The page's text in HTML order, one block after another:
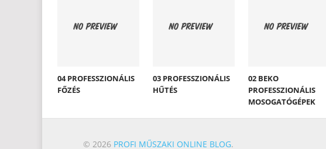
04 PROFESSZIONÁLIS
FŐZÉS
03 PROFESSZIONÁLIS
HŰTÉS
02 BEKO
PROFESSZIONÁLIS
MOSOGATÓGÉPEK
© 2026 PROFI MŰSZAKI ONLINE BLOG.